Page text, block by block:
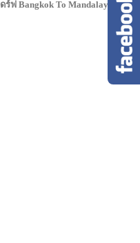
ฟ Bangkok To Mandalay